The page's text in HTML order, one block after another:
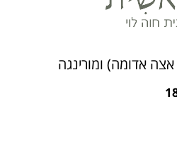
אדומה) ומורינגה